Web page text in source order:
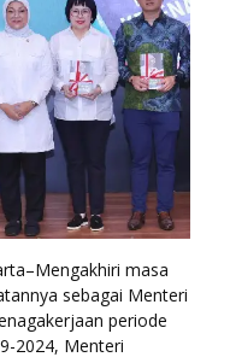
masa
sebagai Menteri
periode
2024, Menteri